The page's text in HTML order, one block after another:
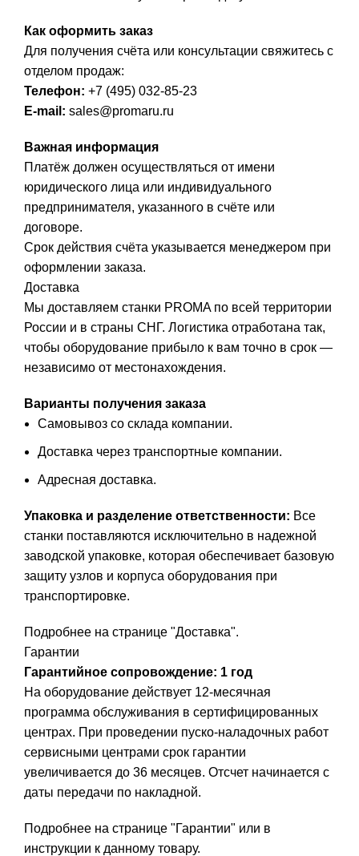
Как оформить заказ
Для получения счёта или консультации свяжитесь с
отделом продаж:
Телефон: +7 (495) 032-85-23
E-mail: sales@promaru.ru
Важная информация
Платёж должен осуществляться от имени
юридического лица или индивидуального
предпринимателя, указанного в счёте или
договоре.
Срок действия счёта указывается менеджером при
оформлении заказа.
Доставка
Мы доставляем станки PROMA по всей территории
России и в страны СНГ. Логистика отработана так,
чтобы оборудование прибыло к вам точно в срок —
независимо от местонахождения.
Варианты получения заказа
Самовывоз со склада компании.
Доставка через транспортные компании.
Адресная доставка.
Упаковка и разделение ответственности: Все
станки поставляются исключительно в надежной
заводской упаковке, которая обеспечивает базовую
защиту узлов и корпуса оборудования при
транспортировке.
Подробнее на странице "Доставка".
Гарантии
Гарантийное сопровождение: 1 год
На оборудование действует 12-месячная
программа обслуживания в сертифицированных
центрах. При проведении пуско-наладочных работ
сервисными центрами срок гарантии
увеличивается до 36 месяцев. Отсчет начинается с
даты передачи по накладной.
Подробнее на странице "Гарантии" или в
инструкции к данному товару.